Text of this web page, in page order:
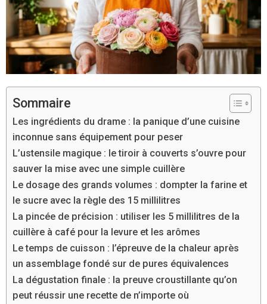
Sommaire
Les ingrédients du drame : la panique d’une cuisine
inconnue sans équipement pour peser
L’ustensile magique : le tiroir à couverts s’ouvre pour
sauver la mise avec une simple cuillère
Le dosage des grands volumes : dompter la farine et
le sucre avec la règle des 15 millilitres
La pincée de précision : utiliser les 5 millilitres de la
cuillère à café pour la levure et les arômes
Le temps de cuisson : l’épreuve de la chaleur après
un assemblage fondé sur de pures équivalences
La dégustation finale : la preuve croustillante qu’on
peut réussir une recette de n’importe où